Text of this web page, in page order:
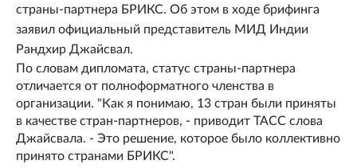
страны-партнера БРИКС. Об этом в ходе брифинга
заявил официальный представитель МИД Индии
Рандхир Джайсвал.
По словам дипломата, статус страны-партнера
отличается от полноформатного членства в
организации. "Как я понимаю, 13 стран были приняты
в качестве стран-партнеров, - приводит ТАСС слова
Джайсвала. - Это решение, которое было коллективно
принято странами БРИКС".